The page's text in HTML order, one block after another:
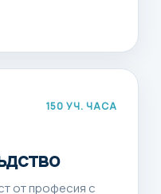
150 УЧ. ЧАСА
от професия с